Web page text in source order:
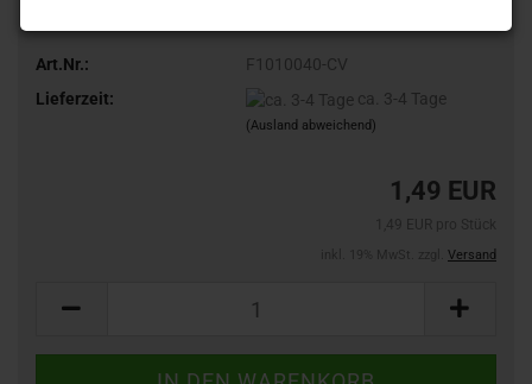
Art.Nr.:
F1010040-CV
Lieferzeit:
ca. 3-4 Tage
(Ausland abweichend)
1,49 EUR
Versand